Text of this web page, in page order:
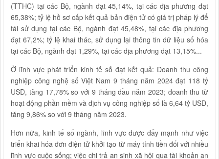
(TTHC) tại các Bộ, ngành đạt 45,14%, tại các địa phương đạt
65,38%; tỷ lệ hồ sơ cấp kết quả bản điện tử có giá trị pháp lý để
tái sử dụng tại các Bộ, ngành đạt 45,48%, tại các địa phương
đạt 67,2%; tỷ lệ khai thác, sử dụng lại thông tin dữ liệu số hóa
tại các Bộ, ngành đạt 1,29%, tại các địa phương đạt 13,15%...
Ở lĩnh vực phát triển kinh tế số đạt kết quả: Doanh thu công
nghiệp công nghệ số Việt Nam 9 tháng năm 2024 đạt 118 tỷ
USD, tăng 17,78% so với 9 tháng đầu năm 2023; doanh thu từ
hoạt động phần mềm và dịch vụ công nghiệp số là 6,64 tỷ USD,
tăng 9,86% so với 9 tháng năm 2023.
Hơn nữa, kinh tế số ngành, lĩnh vực được đẩy mạnh như việc
triển khai hóa đơn điện tử khởi tạo từ máy tính tiền đối với nhiều
lĩnh vực cuộc sống; việc chi trả an sinh xã hội qua tài khoản an